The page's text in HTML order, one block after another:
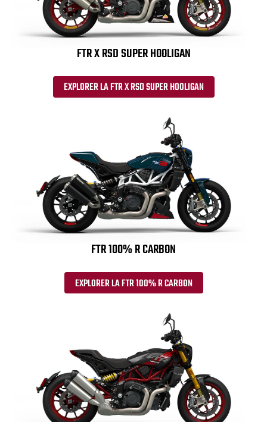
FTR X RSD SUPER HOOLIGAN
EXPLORER LA FTR X RSD SUPER HOOLIGAN
FTR 100% R CARBON
EXPLORER LA FTR 100% R CARBON